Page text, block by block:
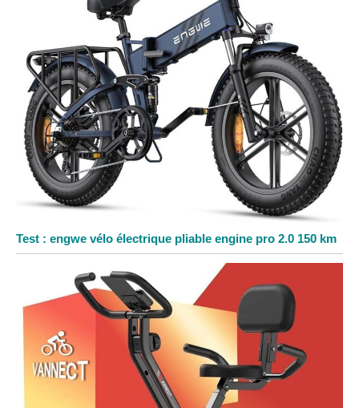
Test : engwe vélo électrique pliable engine pro 2.0 150 km